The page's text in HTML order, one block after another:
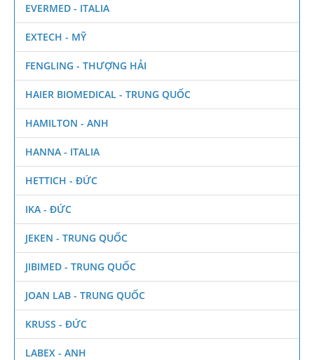
EVERMED - ITALIA
EXTECH - MỸ
FENGLING - THƯỢNG HẢI
HAIER BIOMEDICAL - TRUNG QUỐC
HAMILTON - ANH
HANNA - ITALIA
HETTICH - ĐỨC
IKA - ĐỨC
JEKEN - TRUNG QUỐC
JIBIMED - TRUNG QUỐC
JOAN LAB - TRUNG QUỐC
KRUSS - ĐỨC
LABEX - ANH